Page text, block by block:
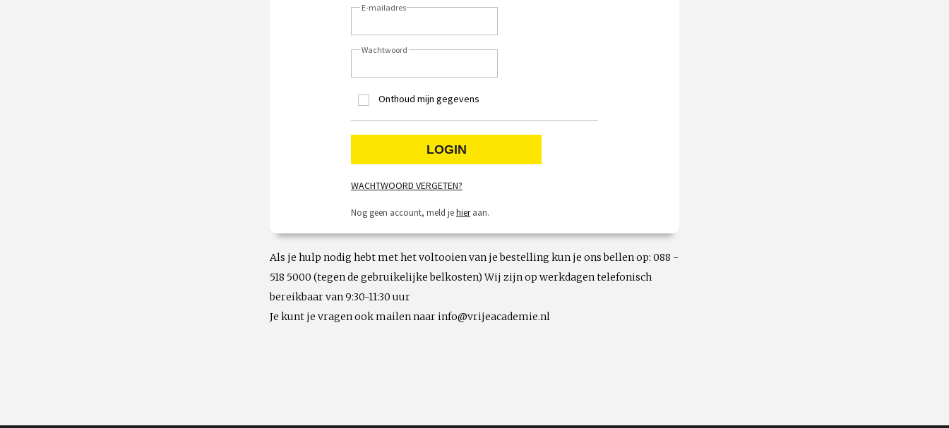
E-mailadres
Wachtwoord
Onthoud mijn gegevens
WACHTWOORD VERGETEN?
Nog geen account, meld jehieraan.
Als je hulp nodig hebt met het voltooien van je bestelling kun je ons bellen op: 088 -
518 5000 (tegen de gebruikelijke belkosten) Wij zijn op werkdagen telefonisch
bereikbaar van 9:30-11:30 uur
Je kunt je vragen ook mailen naar info@vrijeacademie.nl